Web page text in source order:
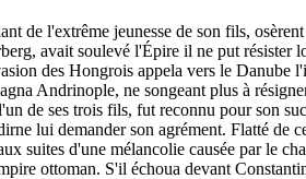
de l'extrême jeunesse de son fils,
avait soulevé l'Épire il ne put
des Hongrois appela vers le
Andrinople, ne songeant plus à
de ses trois fils, fut reconnu pour son
lui demander son agrément. Flatté de
suites d'une mélancolie causée par le
ottoman. S'il échoua devant